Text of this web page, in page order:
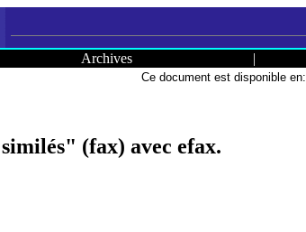
Archives |
Ce document est disponible en:
(fax) avec efax.